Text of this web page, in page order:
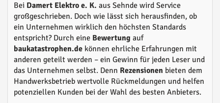
Bei Damert Elektro e. K. aus Sehnde wird Service
großgeschrieben. Doch wie lässt sich herausfinden, ob
ein Unternehmen wirklich den höchsten Standards
entspricht? Durch eine Bewertung auf
baukatastrophen.de können ehrliche Erfahrungen mit
anderen geteilt werden – ein Gewinn für jeden Leser und
das Unternehmen selbst. Denn Rezensionen bieten dem
Handwerksbetrieb wertvolle Rückmeldungen und helfen
potenziellen Kunden bei der Wahl des besten Anbieters.